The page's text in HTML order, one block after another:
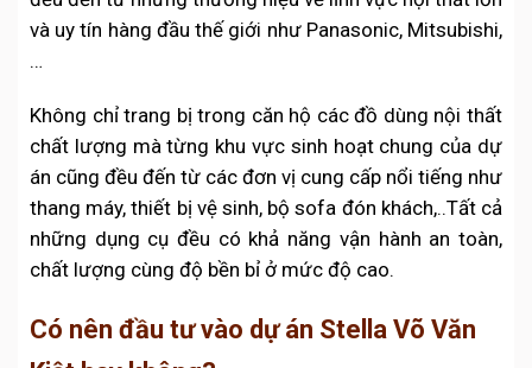
và uy tín hàng đầu thế giới như Panasonic, Mitsubishi,
…
Không chỉ trang bị trong căn hộ các đồ dùng nội thất
chất lượng mà từng khu vực sinh hoạt chung của dự
án cũng đều đến từ các đơn vị cung cấp nổi tiếng như
thang máy, thiết bị vệ sinh, bộ sofa đón khách,..Tất cả
những dụng cụ đều có khả năng vận hành an toàn,
chất lượng cùng độ bền bỉ ở mức độ cao.
Có nên đầu tư vào dự án Stella Võ Văn